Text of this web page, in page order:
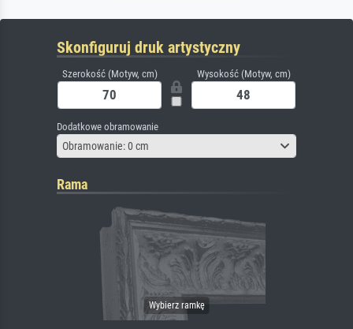
Skonfiguruj druk artystyczny
Szerokość (Motyw, cm) Wysokość (Motyw, cm)
Dodatkowe obramowanie
Obramowanie: 0 cm
Rama